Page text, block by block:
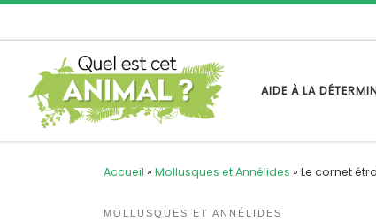
AIDE À LA
Accueil » Mollusques et Annélides » Le cornet
MOLLUSQUES ET ANNÉLIDES